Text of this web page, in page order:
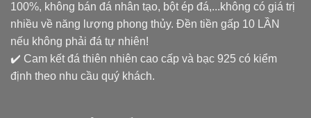
100%, không bán đá nhân tạo, bột ép đá,...không có giá trị
nhiều về năng lượng phong thủy. Đền tiền gấp 10 LẦN
nếu không phải đá tự nhiên!
✔️ Cam kết đá thiên nhiên cao cấp và bạc 925 có kiểm
định theo nhu cầu quý khách.